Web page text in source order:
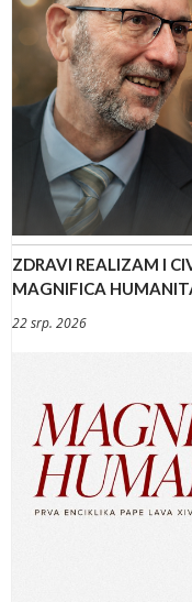
ZDRAVI REALIZAM I
MAGNIFICA
22 srp. 2026